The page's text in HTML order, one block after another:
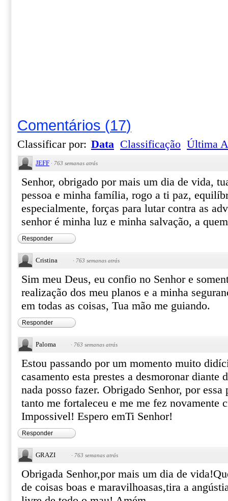
Comentários (17)
Classificar por: Data Classificação Última
JEFF · 763 semanas atrás
Senhor, obrigado por mais um dia de vida,
pessoa e minha família, rogo a ti paz,
especialmente, forças para lutar contra as
senhor é minha luz e minha salvação, a
Responder
Cristina · 763 semanas atrás
Sim meu Deus, eu confio no Senhor e
realização dos meu planos e a minha
em todas as coisas, Tua mão me guiando.
Responder
Paloma · 763 semanas atrás
Estou passando por um momento muito
casamento esta prestes a desmoronar diante
nada posso fazer. Obrigado Senhor, por
tanto me fortaleceu e me me fez novamente
Impossivel! Espero emTi Senhor!
Responder
GRAZI · 763 semanas atrás
Obrigada Senhor,por mais um dia de
de coisas boas e maravilhoasas,tira a